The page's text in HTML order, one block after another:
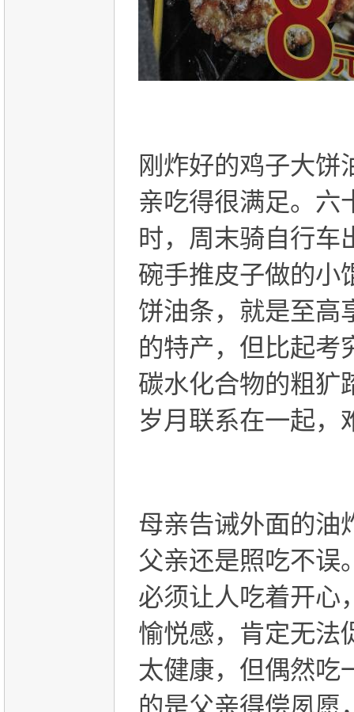
刚炸好的鸡子大饼
亲吃得很满足。六
时，周末骑自行车
碗手推皮子做的小
饼油条，就是至高
的特产，但比起考
碳水化合物的粗犷
岁月联系在一起，
母亲告诫外面的油
父亲还是照吃不误
必须让人吃着开心
愉悦感，肯定无法
太健康，但偶然吃